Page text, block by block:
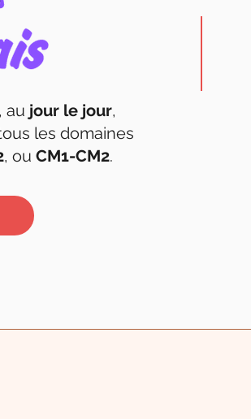
, au jour le jour,
les domaines
, ou CM1-CM2.